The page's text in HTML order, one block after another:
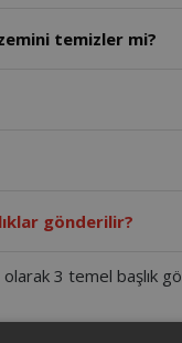
temizler mi?
gönderilir?
3 temel başlık